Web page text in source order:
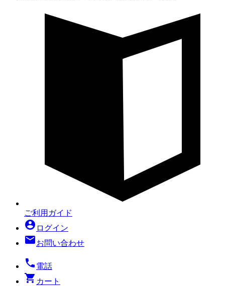
ご利用ガイド
account_circle ログイン
mailお問い合わせ
local_phone 電話
shopping_cart カート